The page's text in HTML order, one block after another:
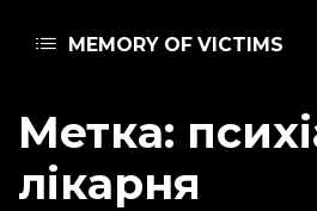
MEMORY OF VICTIMS
Метка:
лікарня